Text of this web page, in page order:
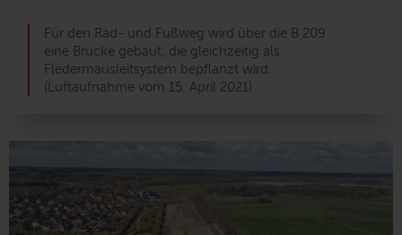
Für den Rad- und Fußweg wird über die B 209
eine Brücke gebaut, die gleichzeitig als
Fledermausleitsystem bepflanzt wird.
(Luftaufnahme vom 15. April 2021)